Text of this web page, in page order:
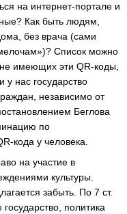
на интернет-портале и
Как быть людям,
без врача (сами
Список можно
имеющих эти QR-коды,
нас государство
независимо от
Беглова
по
кода у человека.
на участие в
культуры.
забыть. По 7 ст.
политика